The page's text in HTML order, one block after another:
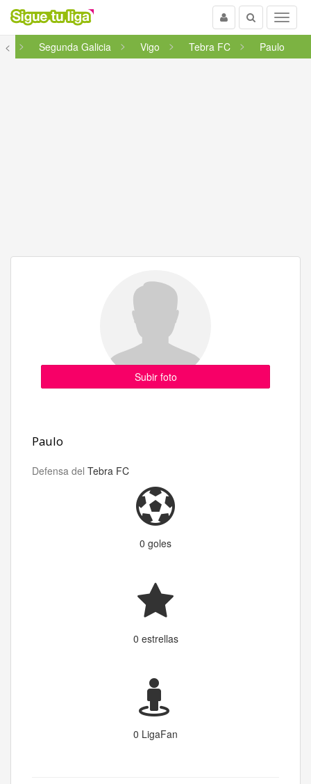
Menu
Buscar
Usuario
<
Segunda Galicia Vigo Tebra FC Paulo
Subir foto
Paulo
Defensa del Tebra FC
0 goles
0 estrellas
0 LigaFan